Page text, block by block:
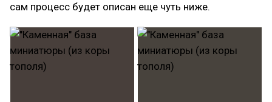
сам процесс будет описан еще чуть ниже.